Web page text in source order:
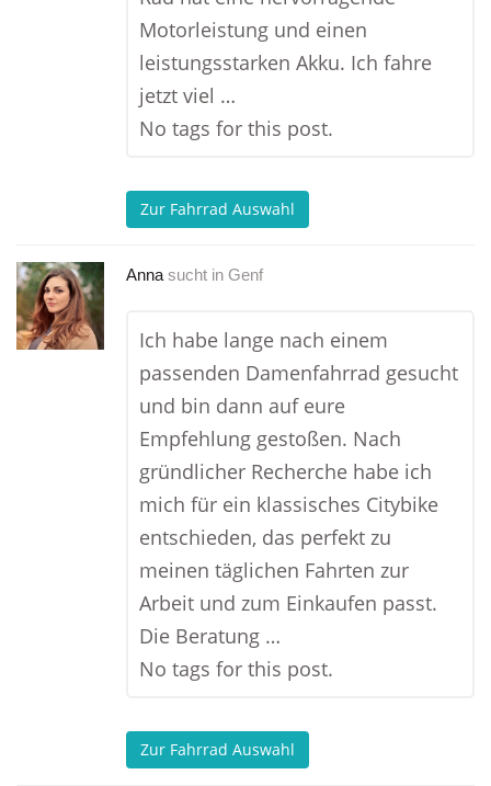
Motorleistung und einen
leistungsstarken Akku. Ich fahre
jetzt viel …
No tags for this post.
Zur Fahrrad Auswahl
Anna sucht in Genf
Ich habe lange nach einem
passenden Damenfahrrad gesucht
und bin dann auf eure
Empfehlung gestoßen. Nach
gründlicher Recherche habe ich
mich für ein klassisches Citybike
entschieden, das perfekt zu
meinen täglichen Fahrten zur
Arbeit und zum Einkaufen passt.
Die Beratung …
No tags for this post.
Zur Fahrrad Auswahl